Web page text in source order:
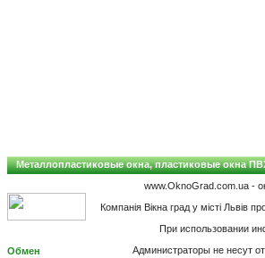
Металлопластиковые окна, пластиковые окна
www.OknoGrad.com.ua -
Компанія Вікна град у місті Львів
При использовании
Администраторы не несут
Обмен